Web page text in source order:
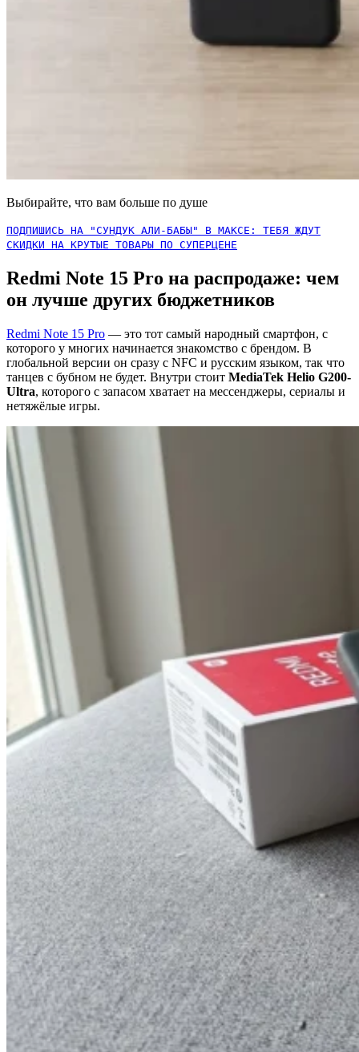
Выбирайте, что вам больше по душе
ПОДПИШИСЬ НА "СУНДУК АЛИ-БАБЫ" В МАКСЕ: ТЕБЯ ЖДУТ
СКИДКИ НА КРУТЫЕ ТОВАРЫ ПО СУПЕРЦЕНЕ
Redmi Note 15 Pro на распродаже: чем
он лучше других бюджетников
Redmi Note 15 Pro — это тот самый народный смартфон, с
которого у многих начинается знакомство с брендом. В
глобальной версии он сразу с NFC и русским языком, так что
танцев с бубном не будет. Внутри стоит MediaTek Helio G200-
Ultra, которого с запасом хватает на мессенджеры, сериалы и
нетяжёлые игры.